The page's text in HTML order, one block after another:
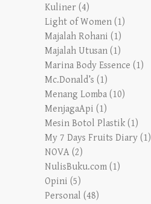
Kuliner (4)
Light of Women (1)
Majalah Rohani (1)
Majalah Utusan (1)
Marina Body Essence (1)
Mc.Donald’s (1)
Menang Lomba (10)
MenjagaApi (1)
Mesin Botol Plastik (1)
My 7 Days Fruits Diary (1)
NOVA (2)
NulisBuku.com (1)
Opini (5)
Personal (48)